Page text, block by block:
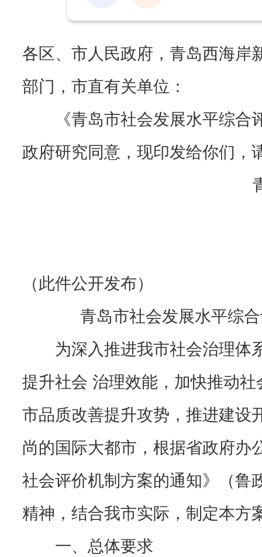
各区、市人民政府，青岛西海岸
部门，市直有关单位：
《青岛市社会发展水平综合
政府研究同意，现印发给你们，
青
（此件公开发布）
青岛市社会发展水平综
为深入推进我市社会治理体
提升社会 治理效能，加快推动
市品质改善提升攻势，推进建设
尚的国际大都市，根据省政府办
社会评价机制方案的通知》（鲁
精神，结合我市实际，制定本方
一、总体要求